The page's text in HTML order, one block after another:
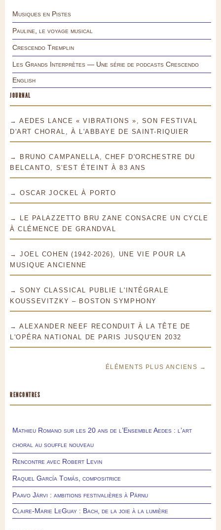
Musiques en Pistes
Pauline, le voyage musical
Crescendo Tremplin
Les Grands Interprètes — Une série de podcasts Crescendo
English
JOURNAL
→ AEDES LANCE « VIBRATIONS », SON FESTIVAL
D'ART CHORAL, À L'ABBAYE DE SAINT-RIQUIER
→ BRUNO CAMPANELLA, CHEF D'ORCHESTRE DU
BELCANTO, S'EST ÉTEINT À 83 ANS
→ OSCAR JOCKEL À PORTO
→ LE PALAZZETTO BRU ZANE CONSACRE UN CYCLE
À CLÉMENCE DE GRANDVAL
→ JOEL COHEN (1942-2026), UNE VIE POUR LA
MUSIQUE ANCIENNE
→ SONY CLASSICAL PUBLIE L'INTÉGRALE
KOUSSEVITZKY – BOSTON SYMPHONY
→ ALEXANDER NEEF RECONDUIT À LA TÊTE DE
L'OPÉRA NATIONAL DE PARIS JUSQU'EN 2032
ÉLÉMENTS PLUS ANCIENS →
RENCONTRES
Mathieu Romano sur les 20 ans de l’Ensemble Aedes : l’art
choral au souffle nouveau
Rencontre avec Robert Levin
Raquel García Tomás, compositrice
Paavo Järvi : ambitions festivalières à Pärnu
Claire-Marie LeGuay : Bach, de la joie à la lumière